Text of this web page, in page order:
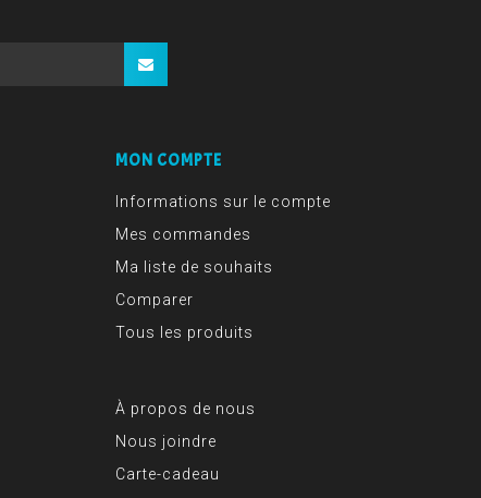
MON COMPTE
Informations sur le compte
Mes commandes
Ma liste de souhaits
Comparer
Tous les produits
À propos de nous
Nous joindre
Carte-cadeau